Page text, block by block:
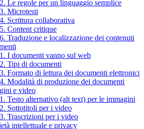
Le regole per un linguaggio semplice
Microtesti
Scrittura collaborativa
Content critique
Traduzione e localizzazione dei contenuti
I documenti vanno sul web
Tipi di documenti
Formato di lettura dei documenti elettronici
Modalità di produzione dei documenti
e video
Testo alternativo (alt text) per le immagini
Sottotitoli per i video
Trascrizioni per i video
intellettuale e privacy